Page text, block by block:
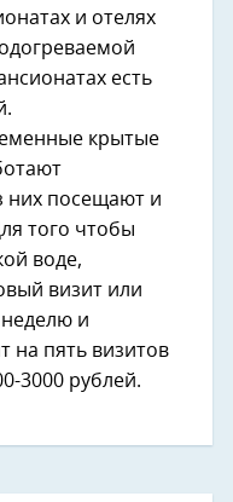
и отелях
есть
крытые
них посещают и
того чтобы
воде,
визит или
и
на пять визитов
3000 рублей.